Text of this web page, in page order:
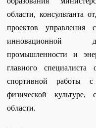
области, консультанта
проектов управления
инновационной
промышленности и
главного специалиста
спортивной работы
физической культуре,
области.